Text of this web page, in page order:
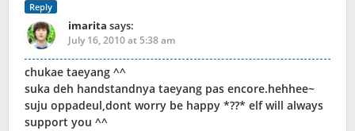
Reply
imarita says:
July 16, 2010 at 5:38 am
chukae taeyang ^^
suka deh handstandnya taeyang pas encore.hehhee~
suju oppadeul,dont worry be happy *??* elf will always
support you ^^